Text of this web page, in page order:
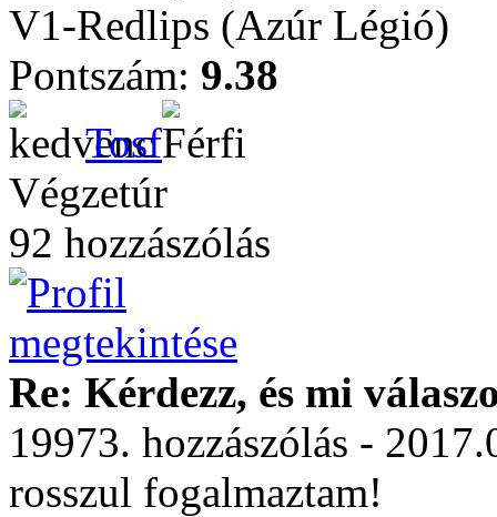
V1-Redlips (Azúr Légió)
Pontszám: 9.38
Tosf
Végzetúr
92 hozzászólás
Re: Kérdezz, és mi
19973. hozzászólás -
rosszul fogalmaztam!